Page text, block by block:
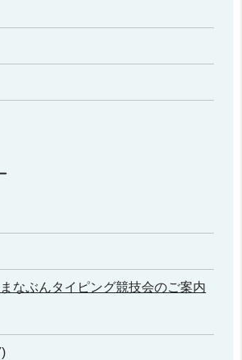
なぶんタイピング競技会のご案内